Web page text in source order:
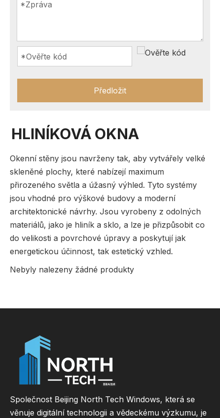
Předložit
HLINÍKOVÁ OKNA
Okenní stěny jsou navrženy tak, aby vytvářely velké
skleněné plochy, které nabízejí maximum
přirozeného světla a úžasný výhled. Tyto systémy
jsou vhodné pro výškové budovy a moderní
architektonické návrhy. Jsou vyrobeny z odolných
materiálů, jako je hliník a sklo, a lze je přizpůsobit co
do velikosti a povrchové úpravy a poskytují jak
energetickou účinnost, tak estetický vzhled.
Nebyly nalezeny žádné produkty
Společnost Beijing North Tech Windows, která se
věnuje digitální technologii a vědeckému výzkumu, je